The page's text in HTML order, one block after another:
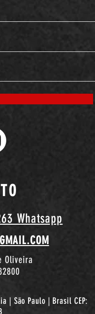
Whatsapp
Oliveira
| São Paulo | Brasil CEP: